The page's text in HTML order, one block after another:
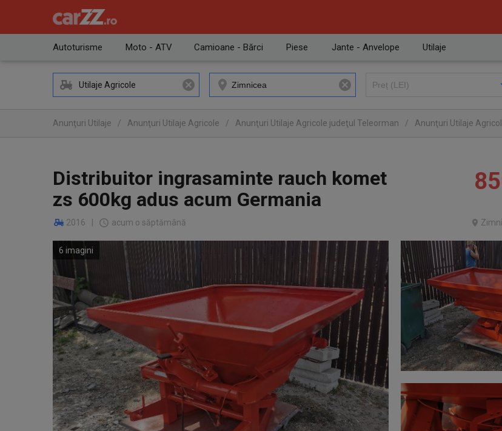
Autoturisme Moto - ATV Camioane - Bărci Piese Jante - Anvelope Utilaje
Utilaje Agricole
Anunţuri Utilaje / Anunţuri Utilaje Agricole / Anunţuri Utilaje Agricole judeţul Teleorman / Anunţuri Utilaje
Distribuitor ingrasaminte rauch komet
zs 600kg adus acum Germania
2016
acum o săptămână
6 imagini